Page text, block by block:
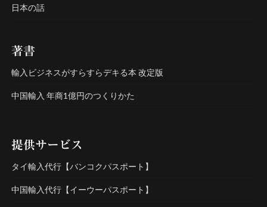
日本の話
著書
輸入ビジネスがすらすらデキる本 改定版
中国輸入 年商1億円のつくりかた
提供サービス
タイ輸入代行【バンコクパスポート】
中国輸入代行【イーウーパスポート】